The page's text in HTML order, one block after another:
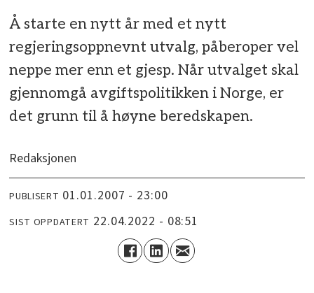
Å starte en nytt år med et nytt
regjeringsoppnevnt utvalg, påberoper vel
neppe mer enn et gjesp. Når utvalget skal
gjennomgå avgiftspolitikken i Norge, er
det grunn til å høyne beredskapen.
Redaksjonen
PUBLISERT 01.01.2007 - 23:00
SIST OPPDATERT 22.04.2022 - 08:51